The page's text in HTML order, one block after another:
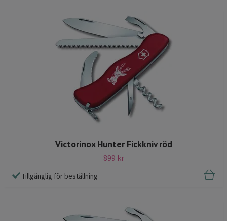
Victorinox Hunter Fickkniv röd
899 kr
Tillgänglig för beställning